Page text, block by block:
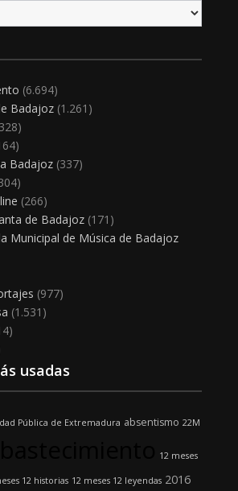
(6.694)
Badajoz(1.261)
Badajoz(337)
(266)
de Badajoz(171)
Municipal de Música de Badajoz
(977)
(1.531)
usadas
Pública de Extremadura absentismo 22M
12 meses
12 historias 12 meses 12 leyendas 2016